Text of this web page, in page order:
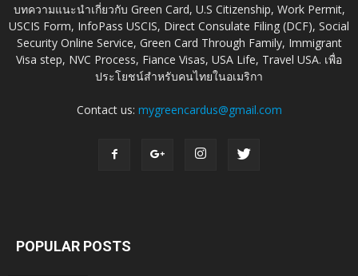
บทความแนะนำเกี่ยวกับ Green Card, U.S Citizenship, Work Permit,
USCIS Form, InfoPass USCIS, Direct Consulate Filing (DCF), Social
Security Online Service, Green Card Through Family, Immigrant
Visa step, NVC Process, Fiance Visas, USA Life, Travel USA. เพื่อ
ประโยชน์สำหรับคนไทยในอเมริกา
Contact us: mygreencardus@gmail.com
POPULAR POSTS